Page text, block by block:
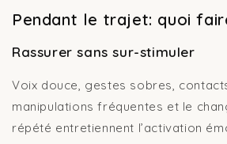
Pendant le trajet: quoi
Rassurer sans sur-stimuler
Voix douce, gestes sobres,
manipulations fréquentes et le
répété entretiennent l’activation